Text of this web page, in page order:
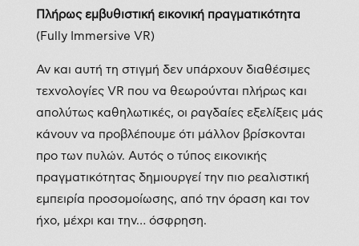
Πλήρως εμβυθιστική εικονική πραγματικότητα
(Fully Immersive VR)
Αν και αυτή τη στιγμή δεν υπάρχουν διαθέσιμες
τεχνολογίες VR που να θεωρούνται πλήρως και
απολύτως καθηλωτικές, οι ραγδαίες εξελίξεις μάς
κάνουν να προβλέπουμε ότι μάλλον βρίσκονται
προ των πυλών. Αυτός ο τύπος εικονικής
πραγματικότητας δημιουργεί την πιο ρεαλιστική
εμπειρία προσομοίωσης, από την όραση και τον
ήχο, μέχρι και την… όσφρηση.